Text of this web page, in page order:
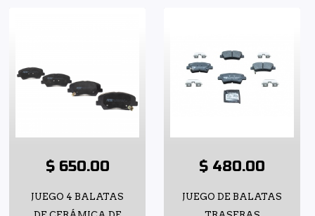
$ 650.00
JUEGO 4 BALATAS
$ 480.00
JUEGO DE BALATAS